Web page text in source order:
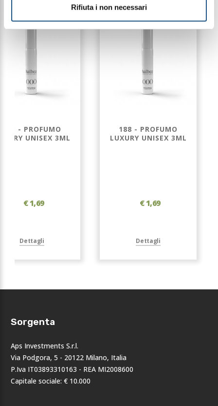
Rifiuta i non necessari
183 - PROFUMO
UNISEX 3ML
€ 1,69
Dettagli
188 - PROFUMO
LUXURY UNISEX 3ML
€ 1,69
Dettagli
Sorgenta
Aps Investments S.r.l.
Via Podgora, 5 - 20122 Milano, Italia
P.Iva IT03893310163 - REA MI2008600
Capitale sociale: € 10.000